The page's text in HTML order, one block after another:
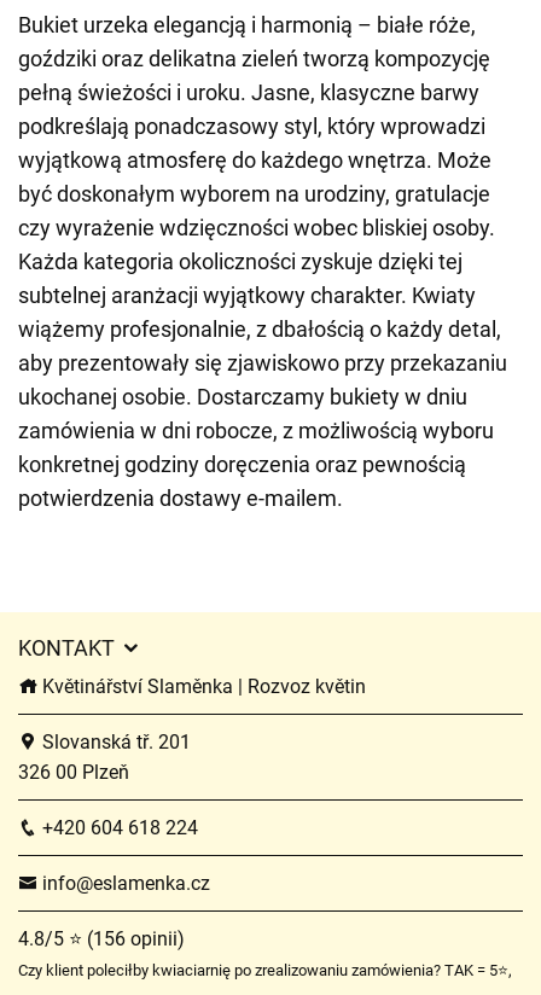
Bukiet urzeka elegancją i harmonią – białe róże,
goździki oraz delikatna zieleń tworzą kompozycję
pełną świeżości i uroku. Jasne, klasyczne barwy
podkreślają ponadczasowy styl, który wprowadzi
wyjątkową atmosferę do każdego wnętrza. Może
być doskonałym wyborem na urodziny, gratulacje
czy wyrażenie wdzięczności wobec bliskiej osoby.
Każda kategoria okoliczności zyskuje dzięki tej
subtelnej aranżacji wyjątkowy charakter. Kwiaty
wiążemy profesjonalnie, z dbałością o każdy detal,
aby prezentowały się zjawiskowo przy przekazaniu
ukochanej osobie. Dostarczamy bukiety w dniu
zamówienia w dni robocze, z możliwością wyboru
konkretnej godziny doręczenia oraz pewnością
potwierdzenia dostawy e-mailem.
KONTAKT
Květinářství Slaměnka | Rozvoz květin
Slovanská tř. 201
326 00 Plzeň
+420 604 618 224
info@eslamenka.cz
4.8/5 ⭐ (156 opinii)
Czy klient poleciłby kwiaciarnię po zrealizowaniu zamówienia? TAK = 5⭐,